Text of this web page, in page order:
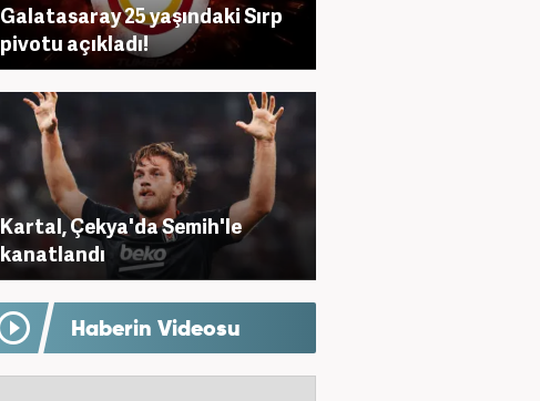
Galatasaray 25 yaşındaki Sırp
pivotu açıkladı!
Kartal, Çekya'da Semih'le
kanatlandı
Haberin Videosu